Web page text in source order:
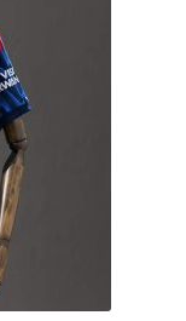
alternativen
kan
väljas
på
produktsidan